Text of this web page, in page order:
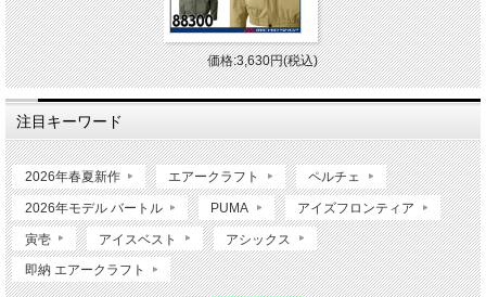
価格:3,630円(税込)
注目キーワード
2026年春夏新作 エアークラフト ペルチェ
2026年モデル バートル PUMA アイズフロンティア
寅壱 アイスベスト アシックス
即納 エアークラフト